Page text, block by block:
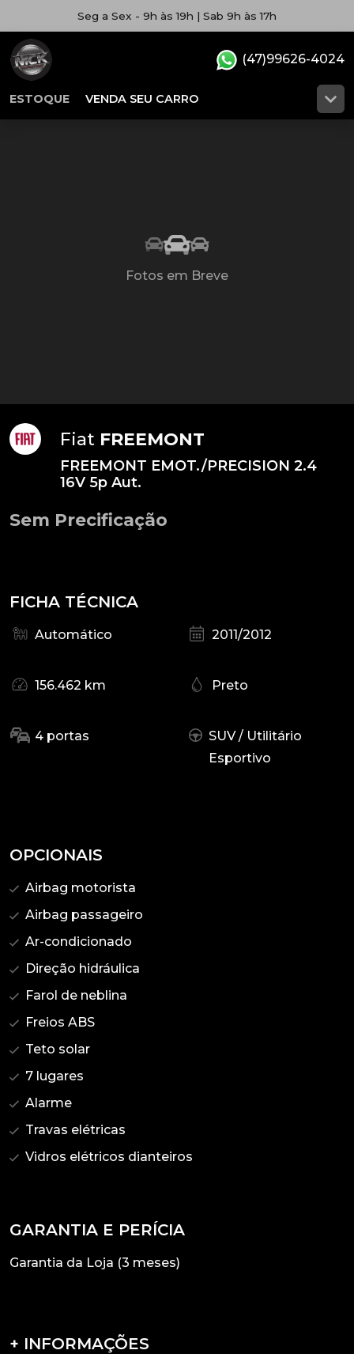
Seg a Sex - 9h às 19h | Sab 9h às 17h
ESTOQUE VENDA SEU CARRO
(47)99626-4024
Fotos em Breve
Fiat FREEMONT
FREEMONT EMOT./PRECISION 2.4
16V 5p Aut.
Sem Precificação
FICHA TÉCNICA
Automático 2011/2012
156.462 km Preto
4 portas
SUV / Utilitário
Esportivo
OPCIONAIS
Airbag motorista
Airbag passageiro
Ar-condicionado
Direção hidráulica
Farol de neblina
Freios ABS
Teto solar
7 lugares
Alarme
Travas elétricas
Vidros elétricos dianteiros
GARANTIA E PERÍCIA
Garantia da Loja (3 meses)
+ INFORMAÇÕES